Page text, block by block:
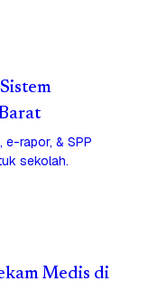
e-rapor, & SPP
sekolah.
Medis di